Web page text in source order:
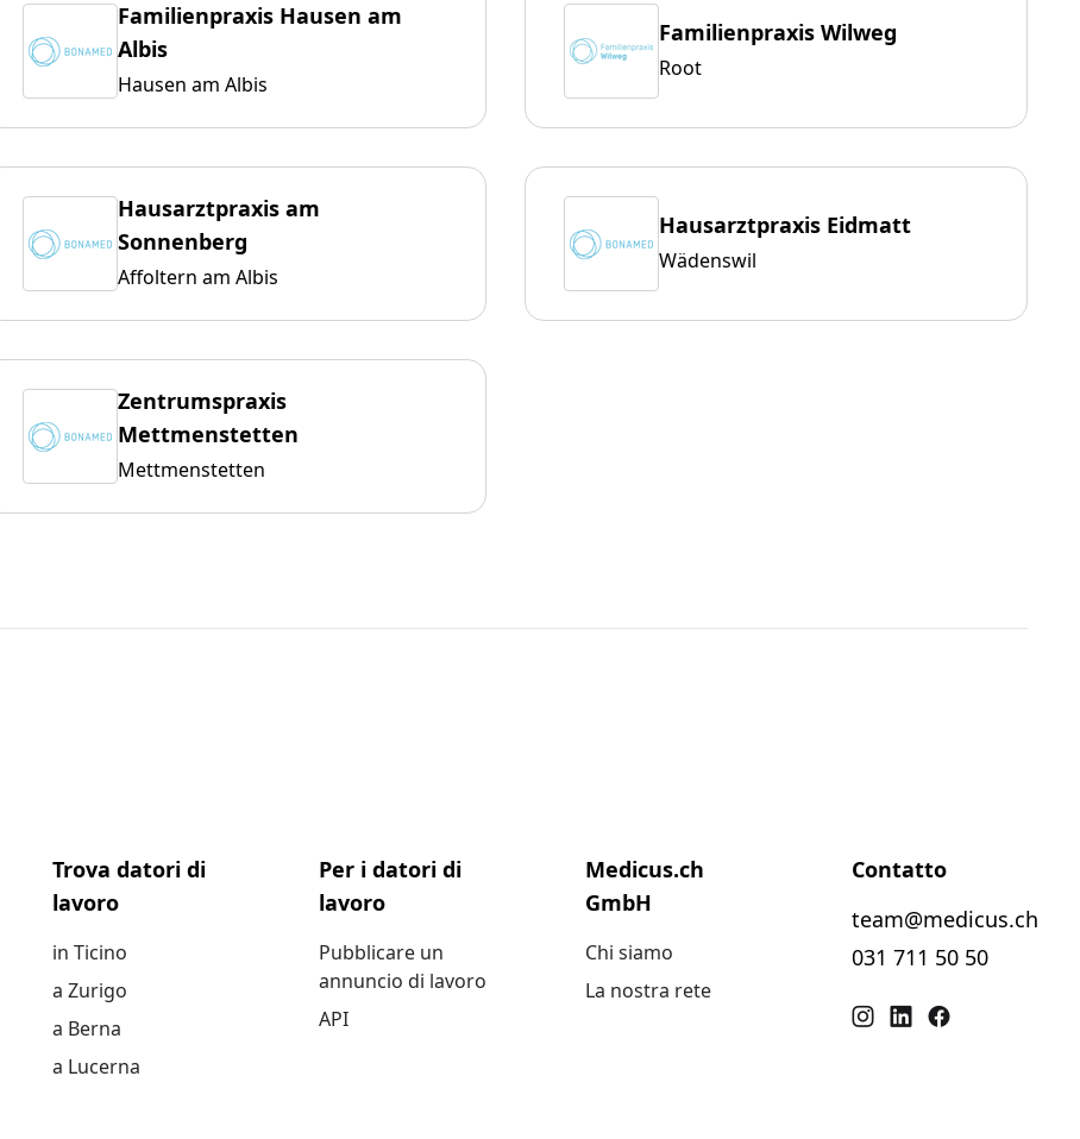
Familienpraxis Hausen am
Albis
Hausen am Albis
Familienpraxis Wilweg
Root
Hausarztpraxis am
Sonnenberg
Affoltern am Albis
Hausarztpraxis Eidmatt
Wädenswil
Zentrumspraxis
Mettmenstetten
Mettmenstetten
Trova datori di
lavoro
in Ticino
a Zurigo
a Berna
a Lucerna
Per i datori di
lavoro
Pubblicare un
annuncio di lavoro
API
Medicus.ch
GmbH
Chi siamo
La nostra rete
Contatto
team@medicus.ch
031 711 50 50